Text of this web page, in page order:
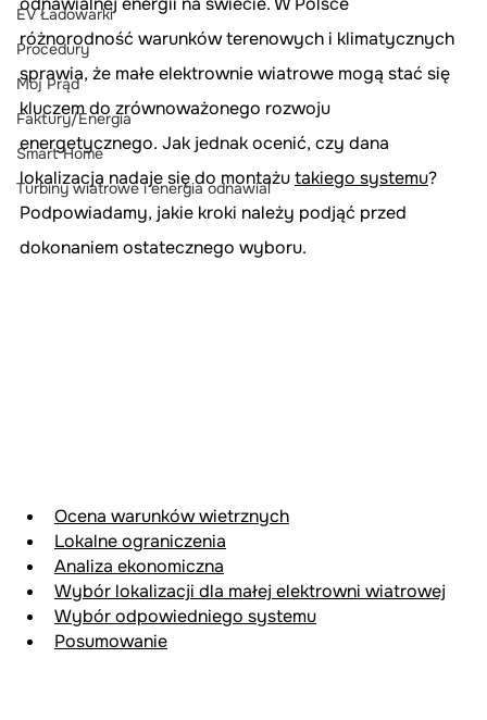
EV Ładowarki
Procedury
Mój Prąd
Faktury/Energia
Smart Home
Turbiny wiatrowe i energia odnawial
różnorodność warunków terenowych i klimatycznych
sprawia, że małe elektrownie wiatrowe mogą stać się
kluczem do zrównoważonego rozwoju
energetycznego. Jak jednak ocenić, czy dana
lokalizacja nadaje się do montażu takiego systemu?
Podpowiadamy, jakie kroki należy podjąć przed
dokonaniem ostatecznego wyboru.
Ocena warunków wietrznych
Lokalne ograniczenia
Analiza ekonomiczna
Wybór lokalizacji dla małej elektrowni wiatrowej
Wybór odpowiedniego systemu
Posumowanie